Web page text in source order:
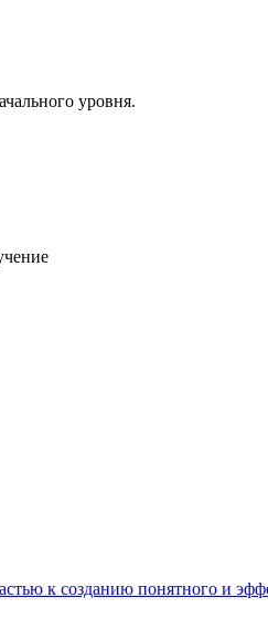
уровня.
к созданию понятного и